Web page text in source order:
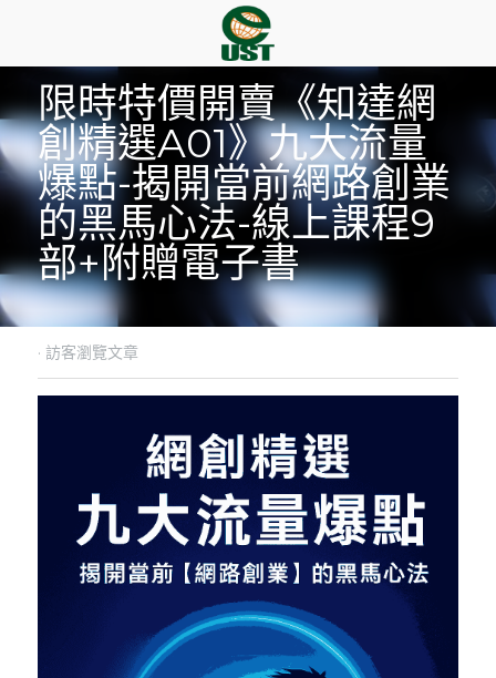
限時特價開賣《知達網
創精選A01》九大流量
爆點-揭開當前網路創業
的黑馬心法-線上課程9
部+附贈電子書
· 訪客瀏覽文章